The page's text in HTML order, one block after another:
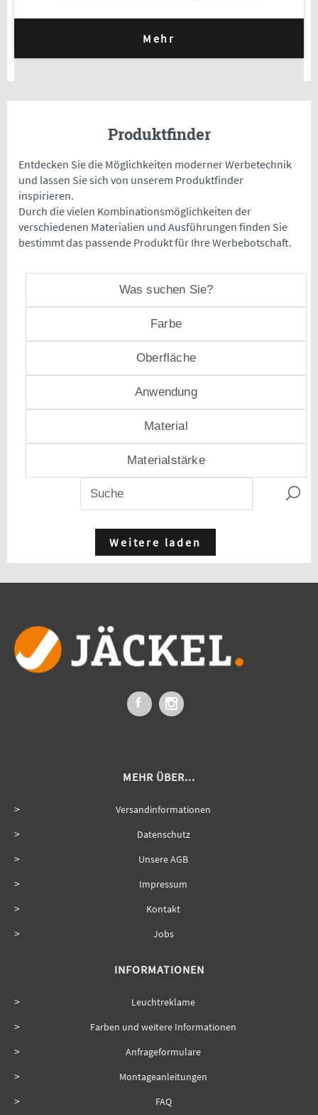
Mehr
Produktfinder
Entdecken Sie die Möglichkeiten moderner Werbetechnik
und lassen Sie sich von unserem Produktfinder
inspirieren.
Durch die vielen Kombinationsmöglichkeiten der
verschiedenen Materialien und Ausführungen finden Sie
bestimmt das passende Produkt für Ihre Werbebotschaft.
Was suchen Sie?
Farbe
Oberfläche
Anwendung
Material
Materialstärke
Weitere laden
MEHR ÜBER...
Versandinformationen
Datenschutz
Unsere AGB
Impressum
Kontakt
Jobs
INFORMATIONEN
Leuchtreklame
Farben und weitere Informationen
Anfrageformulare
Montageanleitungen
FAQ